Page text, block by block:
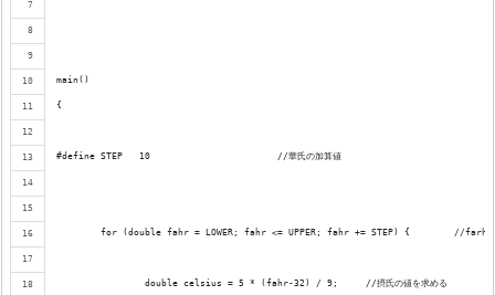
main()
{
#define STEP   10			//華氏の加算値
for (double fahr = LOWER;
		double celsius = 5 * (fahr-32) / 9;	//摂氏の値を求める